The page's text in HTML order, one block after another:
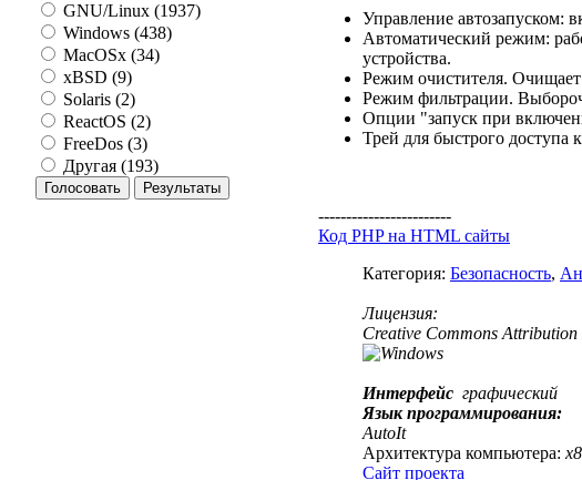
GNU/Linux (1937)
Windows (438)
MacOSx (34)
xBSD (9)
Solaris (2)
ReactOS (2)
FreeDos (3)
Другая (193)
Управление автозапуском:
Автоматический режим:
устройства.
Режим очистителя.
Режим фильтрации.
Опции "запуск при
Трей для быстрого доступа
------------------------
Код PHP на HTML сайты
Категория: Безопасность,
Лицензия:
Creative Commons Attribution
Интерфейс графический
Язык программирования:
AutoIt
Архитектура компьютера:
Сайт проекта